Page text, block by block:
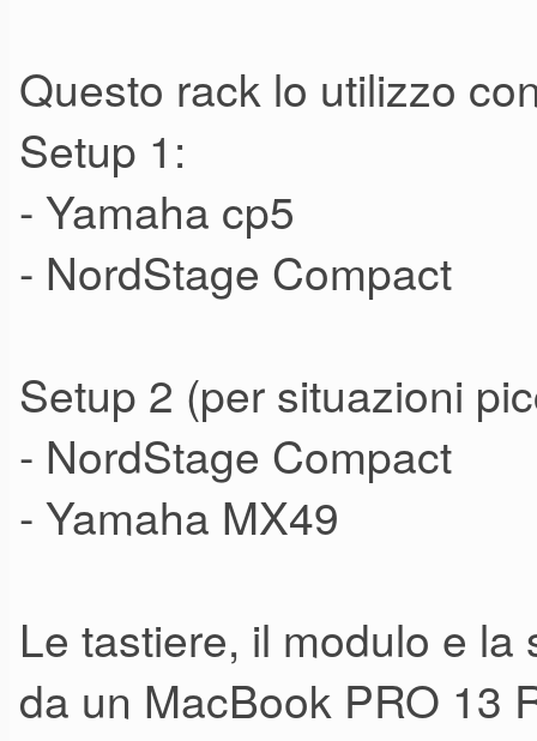
Questo rack lo utilizzo
Setup 1:
- Yamaha cp5
- NordStage Compact
Setup 2 (per situazioni
- NordStage Compact
- Yamaha MX49
Le tastiere, il modulo e
da un MacBook PRO 13